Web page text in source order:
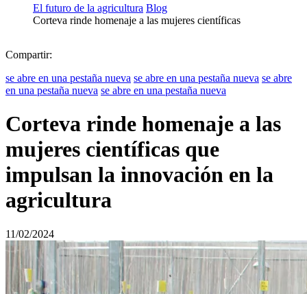
El futuro de la agricultura Blog
Corteva rinde homenaje a las mujeres científicas
Compartir:
se abre en una pestaña nueva se abre en una pestaña nueva se abre
en una pestaña nueva se abre en una pestaña nueva
Corteva rinde homenaje a las
mujeres científicas que
impulsan la innovación en la
agricultura
11/02/2024